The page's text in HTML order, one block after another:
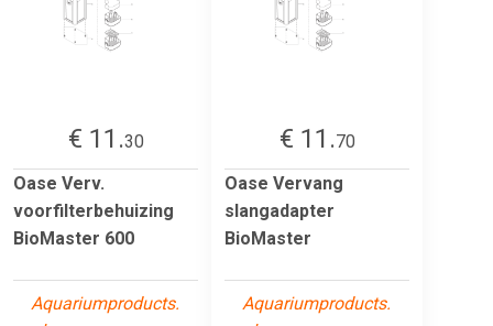
€ 11.30
Oase Verv.
voorfilterbehuizing
BioMaster 600
Aquariumproducts.
€ 11.70
Oase Vervang
slangadapter
BioMaster
Aquariumproducts.